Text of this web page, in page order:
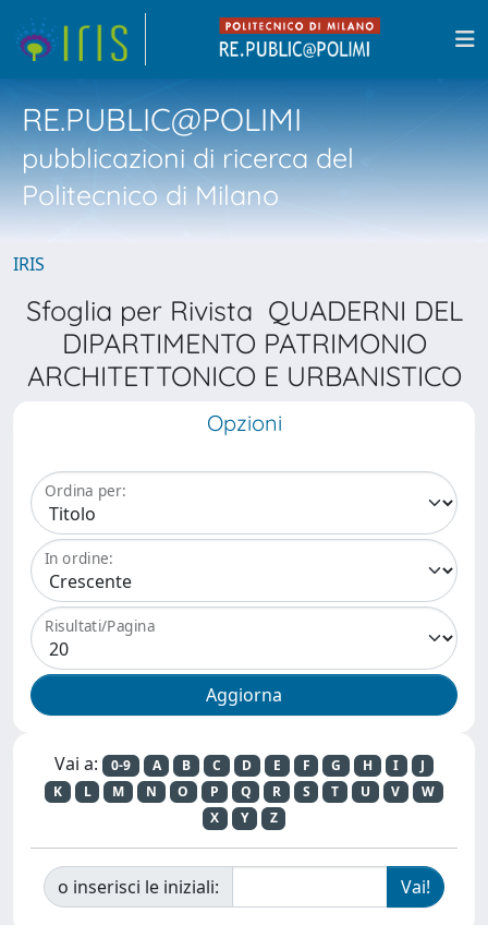
RE.PUBLIC@POLIMI
pubblicazioni di ricerca del
Politecnico di Milano
IRIS
Sfoglia per Rivista QUADERNI DEL
DIPARTIMENTO PATRIMONIO
ARCHITETTONICO E URBANISTICO
Opzioni
Ordina per:
In ordine:
Risultati/Pagina
Vai a: 0-9 A B C D E F G H I
J
K
L M N O P Q R S T U V
W
X
Y Z
o inserisci le iniziali: